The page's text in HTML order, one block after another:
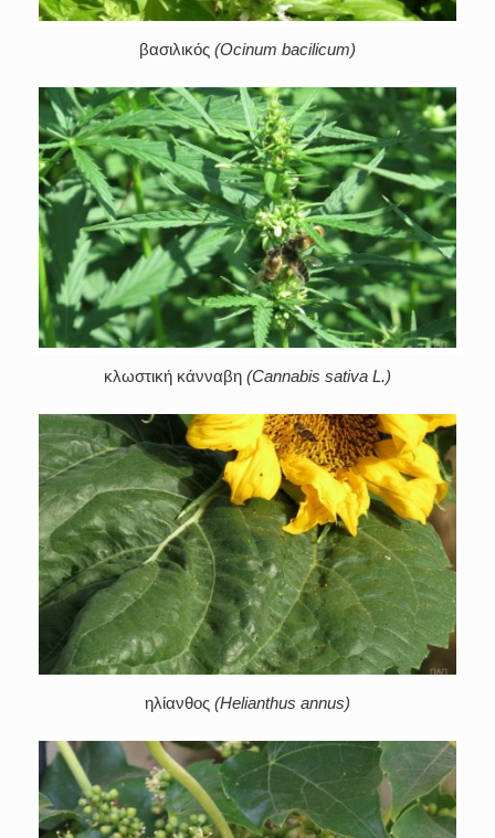
βασιλικός (Ocinum bacilicum)
κλωστική κάνναβη (Cannabis sativa L.)
ηλίανθος (Helianthus annus)